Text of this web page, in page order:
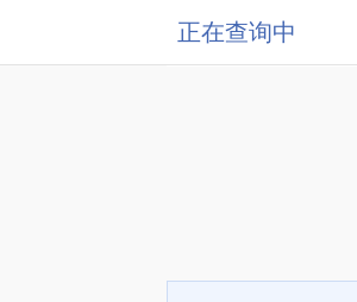
正在查询中